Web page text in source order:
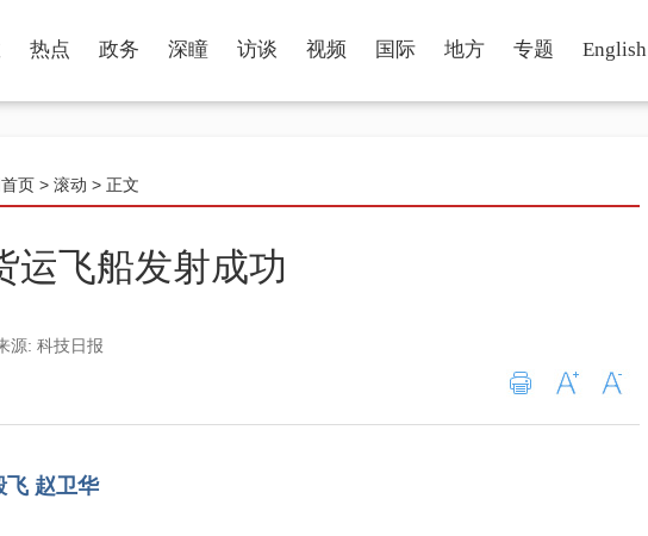
热点 政务 深瞳 访谈 视频 国际 地方 专题 English
页 > 滚动 > 正文
运飞船发射成功
源: 科技日报
飞 赵卫华